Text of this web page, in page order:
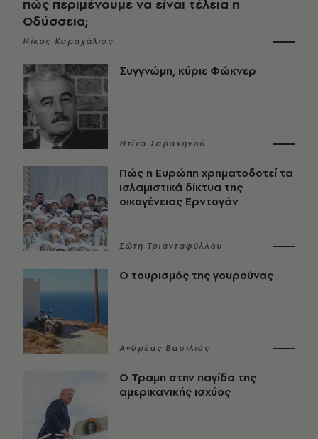
πώς περιμένουμε να είναι τέλεια η
Οδύσσεια;
Νίκος Καραχάλιος
Συγγνώμη, κύριε Φώκνερ
Ντίνα Σαρακηνού
Πώς η Ευρώπη χρηματοδοτεί τα
ισλαμιστικά δίκτυα της
οικογένειας Ερντογάν
Σώτη Τριανταφύλλου
Ο τουρισμός της γουρούνας
Ανδρέας Βασιλιάς
Ο Τραμπ στην παγίδα της
αμερικανικής ισχύος